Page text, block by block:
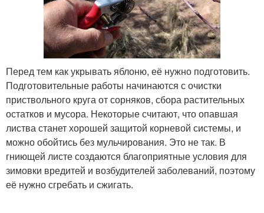
Перед тем как укрывать яблоню, её нужно подготовить.
Подготовительные работы начинаются с очистки
приствольного круга от сорняков, сбора растительных
остатков и мусора. Некоторые считают, что опавшая
листва станет хорошей защитой корневой системы, и
можно обойтись без мульчирования. Это не так. В
гниющей листе создаются благоприятные условия для
зимовки вредитей и возбудителей заболеваний, поэтому
её нужно сгребать и сжигать.